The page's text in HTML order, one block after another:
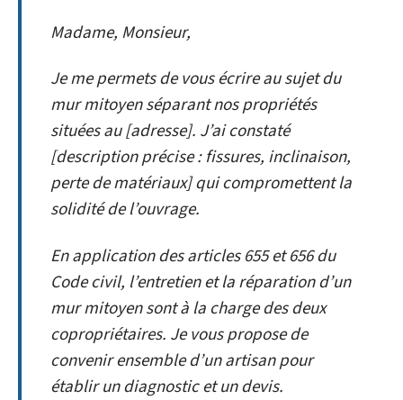
Madame, Monsieur,
Je me permets de vous écrire au sujet du
mur mitoyen séparant nos propriétés
situées au [adresse]. J’ai constaté
[description précise : fissures, inclinaison,
perte de matériaux] qui compromettent la
solidité de l’ouvrage.
En application des articles 655 et 656 du
Code civil, l’entretien et la réparation d’un
mur mitoyen sont à la charge des deux
copropriétaires. Je vous propose de
convenir ensemble d’un artisan pour
établir un diagnostic et un devis.